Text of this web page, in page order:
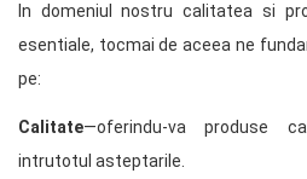
In domeniul nostru calitatea si
esentiale, tocmai de aceea ne
pe:
Calitate—oferindu-va produse
intrutotul asteptarile.